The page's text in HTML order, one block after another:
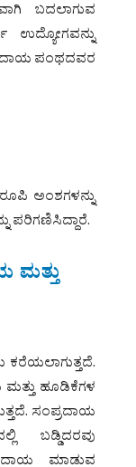
ಬದಲಾಗುವ
ಉದ್ಯೋಗವನ್ನು
ಪಂಥದವರ
ಅಂಶಗಳನ್ನು
ಪರಿಗಣಿಸಿದ್ದಾರೆ.
ಕರೆಯಲಾಗುತ್ತದೆ.
ಹೂಡಿಕೆಗಳ
ಸಂಪ್ರದಾಯ
ಬಡ್ಡಿದರವು